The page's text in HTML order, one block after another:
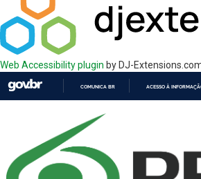
Web Accessibility plugin by DJ-
COMUNICA BR ACESSO À